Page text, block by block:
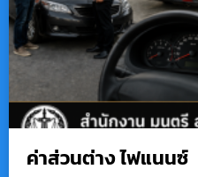
ค่าส่วนต่าง ไฟแนนซ์